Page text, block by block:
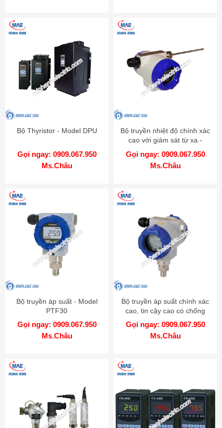
Bộ Thyristor - Model DPU
Gọi ngay: 0909.067.950
Ms.Châu
Bộ truyền nhiệt độ chính xác
cao với giám sát từ xa -
Model KT-502H
Gọi ngay: 0909.067.950
Ms.Châu
Bộ truyền áp suất - Model
PTF30
Gọi ngay: 0909.067.950
Ms.Châu
Bộ truyền áp suất chính xác
cao, tin cậy cao có chống
cháy nổ - Model KT-302H
Gọi ngay: 0909.067.950
Ms.Châu